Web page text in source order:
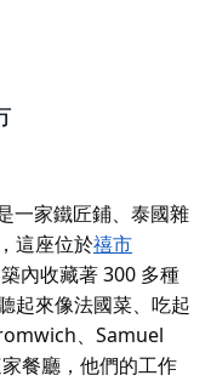
一家鐵匠鋪、泰國雜
這座位於禧市
內收藏著 300 多種
起來像法國菜、吃起
、Samuel
餐廳，他們的工作